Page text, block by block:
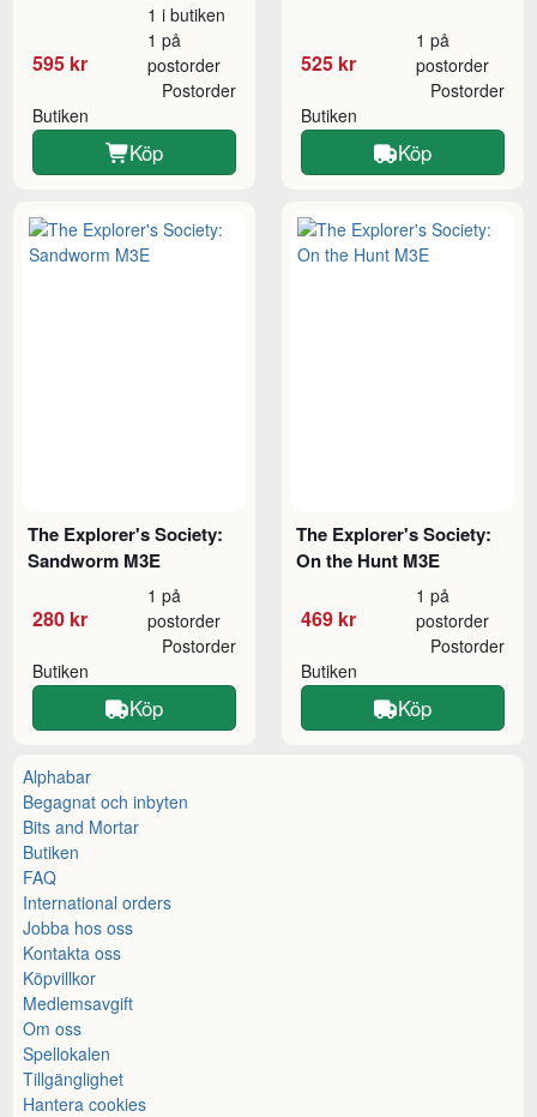
595 kr
1 i butiken
1 på
postorder
Butiken
Postorder
Köp
525 kr
1 på
postorder
Butiken
Postorder
Köp
The Explorer's Society:
Sandworm M3E
280 kr
1 på
postorder
Butiken
Postorder
Köp
The Explorer's Society:
On the Hunt M3E
469 kr
1 på
postorder
Butiken
Postorder
Köp
Alphabar
Begagnat och inbyten
Bits and Mortar
Butiken
FAQ
International orders
Jobba hos oss
Kontakta oss
Köpvillkor
Medlemsavgift
Om oss
Spellokalen
Tillgänglighet
Hantera cookies